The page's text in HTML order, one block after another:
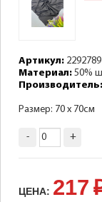
Артикул: 2292789
Материал: 50%
Производитель:
Размер: 70 х 70см
- +
ЦЕНА: 217